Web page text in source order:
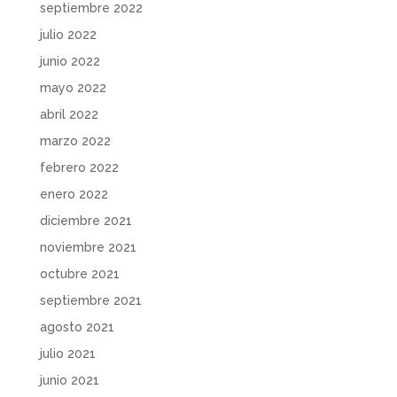
septiembre 2022
julio 2022
junio 2022
mayo 2022
abril 2022
marzo 2022
febrero 2022
enero 2022
diciembre 2021
noviembre 2021
octubre 2021
septiembre 2021
agosto 2021
julio 2021
junio 2021